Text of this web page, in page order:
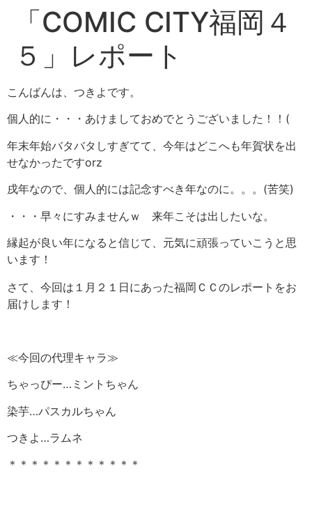
「COMIC CITY福岡４
５」レポート
こんばんは、つきよです。
個人的に・・・あけましておめでとうございました！！(
年末年始バタバタしすぎてて、今年はどこへも年賀状を出
せなかったですorz
戌年なので、個人的には記念すべき年なのに。。。(苦笑)
・・・早々にすみませんｗ 来年こそは出したいな。
縁起が良い年になると信じて、元気に頑張っていこうと思
います！
さて、今回は１月２１日にあった福岡ＣＣのレポートをお
届けします！
≪今回の代理キャラ≫
ちゃっぴー…ミントちゃん
染芋…パスカルちゃん
つきよ…ラムネ
＊＊＊＊＊＊＊＊＊＊＊＊